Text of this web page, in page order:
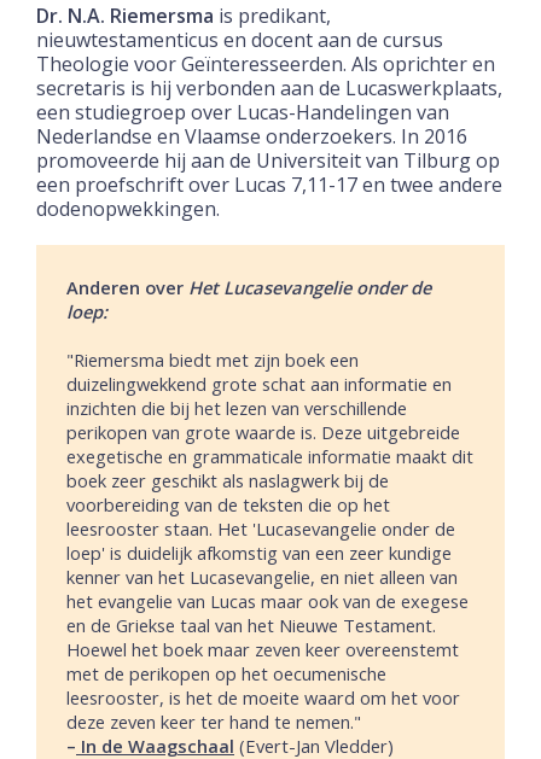
Dr. N.A. Riemersma is predikant,
nieuwtestamenticus en docent aan de cursus
Theologie voor Geïnteresseerden. Als oprichter en
secretaris is hij verbonden aan de Lucaswerkplaats,
een studiegroep over Lucas-Handelingen van
Nederlandse en Vlaamse onderzoekers. In 2016
promoveerde hij aan de Universiteit van Tilburg op
een proefschrift over Lucas 7,11-17 en twee andere
dodenopwekkingen.
Anderen over Het Lucasevangelie onder de
loep:
"Riemersma biedt met zijn boek een
duizelingwekkend grote schat aan informatie en
inzichten die bij het lezen van verschillende
perikopen van grote waarde is. Deze uitgebreide
exegetische en grammaticale informatie maakt dit
boek zeer geschikt als naslagwerk bij de
voorbereiding van de teksten die op het
leesrooster staan. Het 'Lucasevangelie onder de
loep' is duidelijk afkomstig van een zeer kundige
kenner van het Lucasevangelie, en niet alleen van
het evangelie van Lucas maar ook van de exegese
en de Griekse taal van het Nieuwe Testament.
Hoewel het boek maar zeven keer overeenstemt
met de perikopen op het oecumenische
leesrooster, is het de moeite waard om het voor
deze zeven keer ter hand te nemen."
– In de Waagschaal (Evert-Jan Vledder)